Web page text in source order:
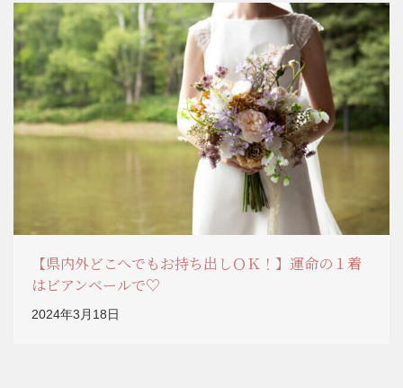
【県内外どこへでもお持ち出しＯＫ！】運命の１着
はビアンベールで♡
2024年3月18日